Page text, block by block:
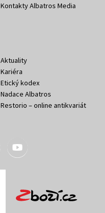
Kontakty Albatros Media
Aktuality
Kariéra
Etický kodex
Nadace Albatros
Restorio – online antikvariát